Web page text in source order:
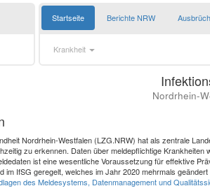
Startseite Berichte NRW
Krankheit
Nordrhein-
Nordrhein-Westfalen (LZG.NRW) hat als zentrale
zu erkennen. Daten über meldepflichtige
ist eine wesentliche Voraussetzung für effektive
im IfSG geregelt, welches im Jahr 2020 mehrmals
des Meldesystems, Datenmanagement und